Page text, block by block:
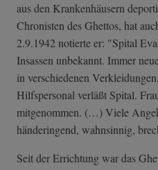
aus den Krankenhäusern
Chronisten des Ghettos, hat
2.9.1942 notierte er: "Spital
Insassen unbekannt. Immer
in verschiedenen
Hilfspersonal verläßt Spital.
mitgenommen. (…) Viele
händeringend, wahnsinnig,
Seit der Errichtung war das